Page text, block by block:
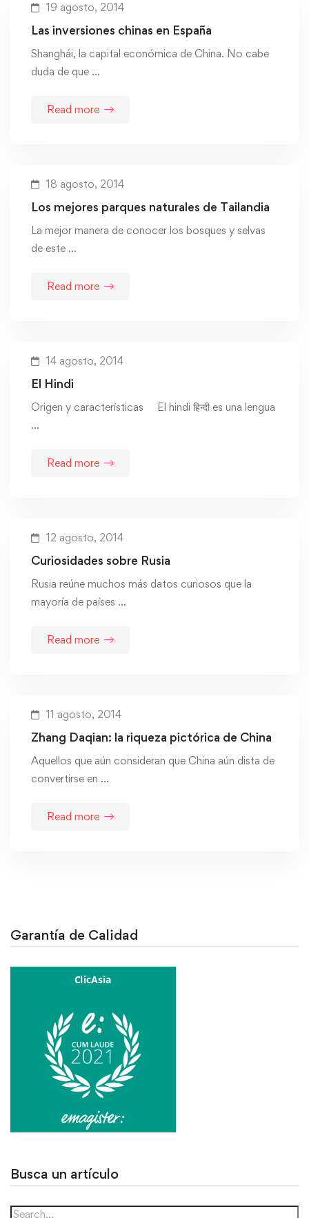
19 agosto, 2014
Las inversiones chinas en España
Shanghái, la capital económica de China. No cabe
duda de que …
Read more
18 agosto, 2014
Los mejores parques naturales de Tailandia
La mejor manera de conocer los bosques y selvas
de este …
Read more
14 agosto, 2014
El Hindi
Origen y características El hindi हिन्दी es una lengua
…
Read more
12 agosto, 2014
Curiosidades sobre Rusia
Rusia reúne muchos más datos curiosos que la
mayoría de países …
Read more
11 agosto, 2014
Zhang Daqian: la riqueza pictórica de China
Aquellos que aún consideran que China aún dista de
convertirse en …
Read more
Garantía de Calidad
Busca un artículo